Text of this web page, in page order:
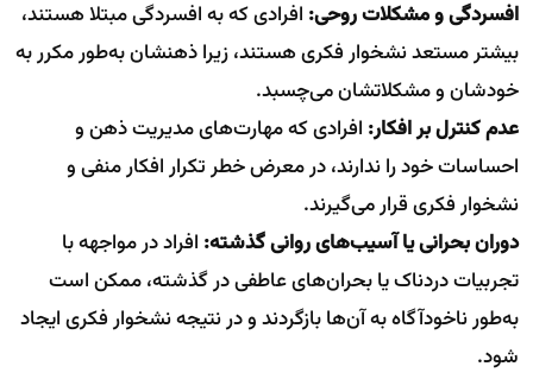
افسردگی و مشکلات روحی: افرادی که به افسردگی مبتلا هستند،
بیشتر مستعد نشخوار فکری هستند، زیرا ذهنشان به‌طور مکرر به
خودشان و مشکلاتشان می‌چسبد.
عدم کنترل بر افکار: افرادی که مهارت‌های مدیریت ذهن و
احساسات خود را ندارند، در معرض خطر تکرار افکار منفی و
نشخوار فکری قرار می‌گیرند.
دوران بحرانی یا آسیب‌های روانی گذشته: افراد در مواجهه با
تجربیات دردناک یا بحران‌های عاطفی در گذشته، ممکن است
به‌طور ناخودآگاه به آن‌ها بازگردند و در نتیجه نشخوار فکری ایجاد
شود.